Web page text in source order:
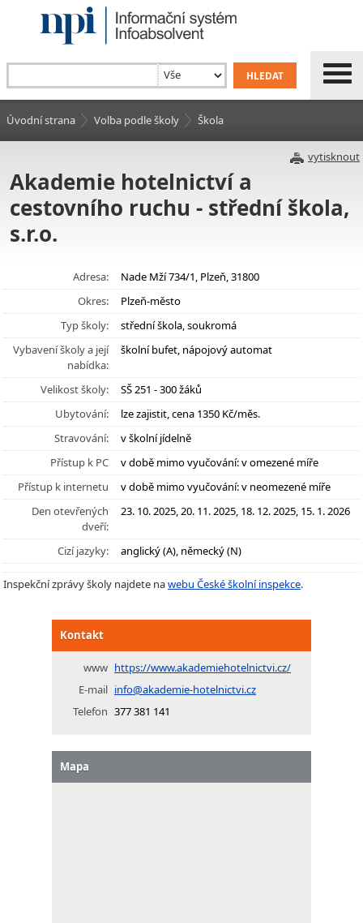
Úvodní strana Volba podle školy Škola
vytisknout
Akademie hotelnictví a
cestovního ruchu - střední škola,
s.r.o.
Adresa:
Nade Mží 734/1, Plzeň, 31800
Okres:
Plzeň-město
Typ školy:
střední škola, soukromá
Vybavení školy a její
nabídka:
školní bufet, nápojový automat
Velikost školy:
SŠ 251 - 300 žáků
Ubytování:
lze zajistit, cena 1350 Kč/měs.
Stravování:
v školní jídelně
Přístup k PC
v době mimo vyučování: v omezené míře
Přístup k internetu
v době mimo vyučování: v neomezené míře
Den otevřených
dveří:
23. 10. 2025, 20. 11. 2025, 18. 12. 2025, 15. 1. 2026
Cizí jazyky: anglický (A), německý (N)
Inspekční zprávy školy najdete nawebu České školní inspekce.
Kontakt
www https://www.akademiehotelnictvi.cz/
E-mail info@akademie-hotelnictvi.cz
Telefon 377 381 141
Mapa